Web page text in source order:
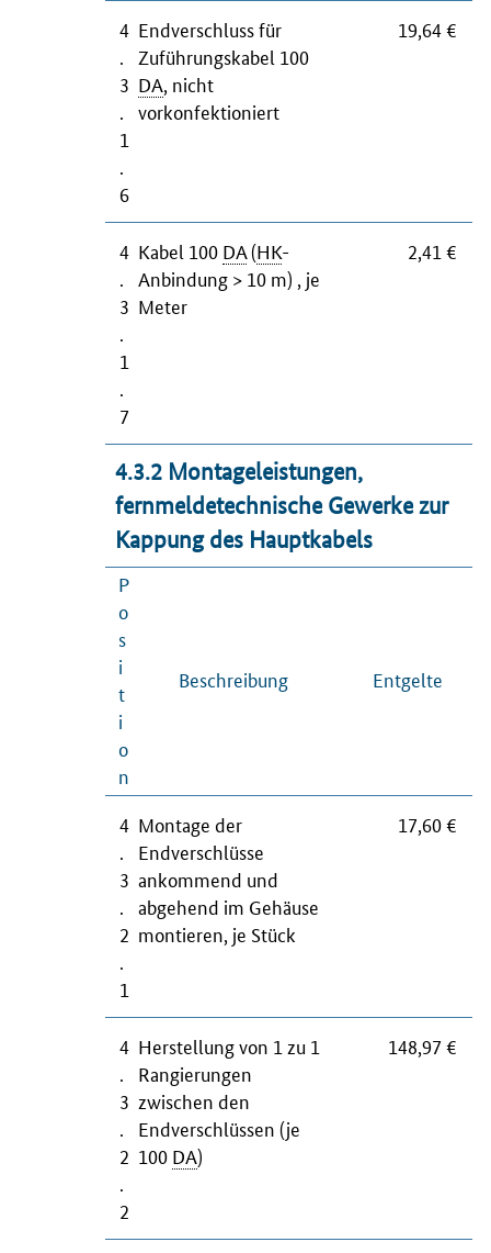
4
.
3
.
1
.
6
Endverschluss für
Zuführungskabel 100
DA, nicht
vorkonfektioniert
19,64 €
4
.
3
.
1
.
7
Kabel 100 DA(HK-
Anbindung > 10 m) , je
Meter
2,41 €
4.3.2 Montageleistungen,
fernmeldetechnische Gewerke zur
Kappung des Hauptkabels
P
o
s
i
t
i
o
n
Beschreibung Entgelte
4
.
3
.
2
.
1
Montage der
Endverschlüsse
ankommend und
abgehend im Gehäuse
montieren, je Stück
17,60 €
4
.
3
.
2
.
2
Herstellung von 1 zu 1
Rangierungen
zwischen den
Endverschlüssen (je
100 DA)
148,97 €